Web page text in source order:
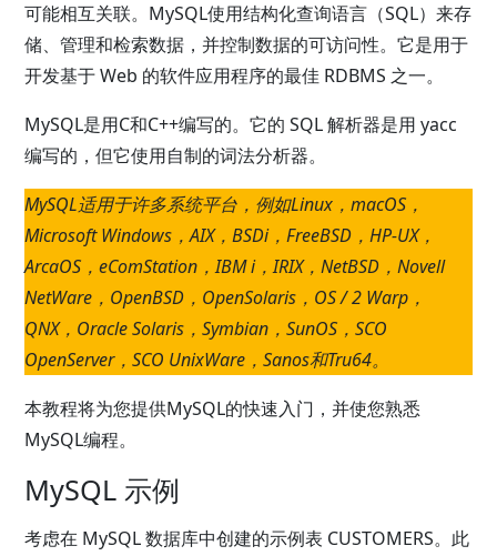
可能相互关联。MySQL使用结构化查询语言（SQL）来存
储、管理和检索数据，并控制数据的可访问性。它是用于
开发基于 Web 的软件应用程序的最佳 RDBMS 之一。
MySQL是用C和C++编写的。它的 SQL 解析器是用 yacc
编写的，但它使用自制的词法分析器。
MySQL适用于许多系统平台，例如Linux，macOS，
Microsoft Windows，AIX，BSDi，FreeBSD，HP-UX，
ArcaOS，eComStation，IBM i，IRIX，NetBSD，Novell
NetWare，OpenBSD，OpenSolaris，OS / 2 Warp，
QNX，Oracle Solaris，Symbian，SunOS，SCO
OpenServer，SCO UnixWare，Sanos和Tru64。
本教程将为您提供MySQL的快速入门，并使您熟悉
MySQL编程。
MySQL 示例
考虑在 MySQL 数据库中创建的示例表 CUSTOMERS。此